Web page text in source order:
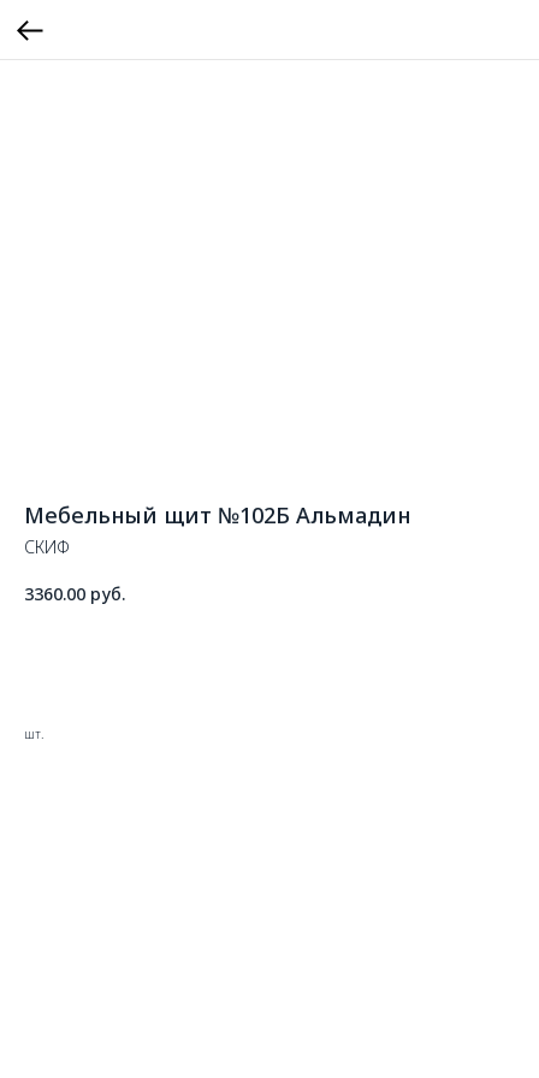
Мебельный щит №102Б Альмадин
СКИФ
3360.00 руб.
шт.